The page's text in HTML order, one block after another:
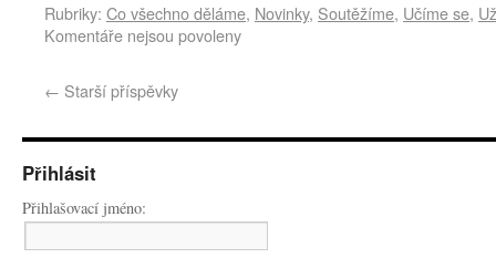
Rubriky: Co všechno děláme, Novinky, Soutěžíme, Učíme se,
Komentáře nejsou povoleny
← Starší příspěvky
Přihlásit
Přihlašovací jméno: